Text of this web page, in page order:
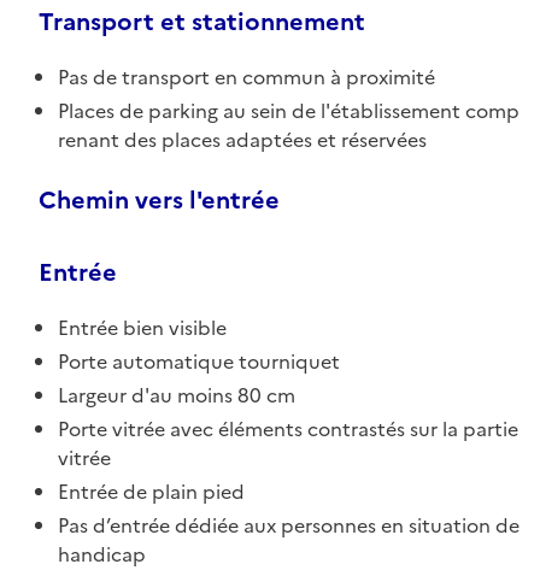
Transport et stationnement
Pas de transport en commun à proximité
Places de parking au sein de l'établissement comp
renant des places adaptées et réservées
Chemin vers l'entrée
Entrée
Entrée bien visible
Porte automatique tourniquet
Largeur d'au moins 80 cm
Porte vitrée avec éléments contrastés sur la partie
vitrée
Entrée de plain pied
Pas d’entrée dédiée aux personnes en situation de
handicap